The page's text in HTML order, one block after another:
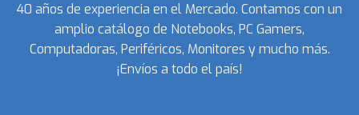
40 años de experiencia en el Mercado. Contamos con un
amplio catálogo de Notebooks, PC Gamers,
Computadoras, Periféricos, Monitores y mucho más.
¡Envíos a todo el país!